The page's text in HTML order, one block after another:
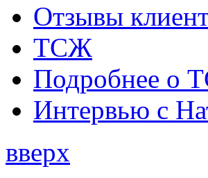
Отзывы
ТСЖ
Подробнее о
Интервью с
вверх